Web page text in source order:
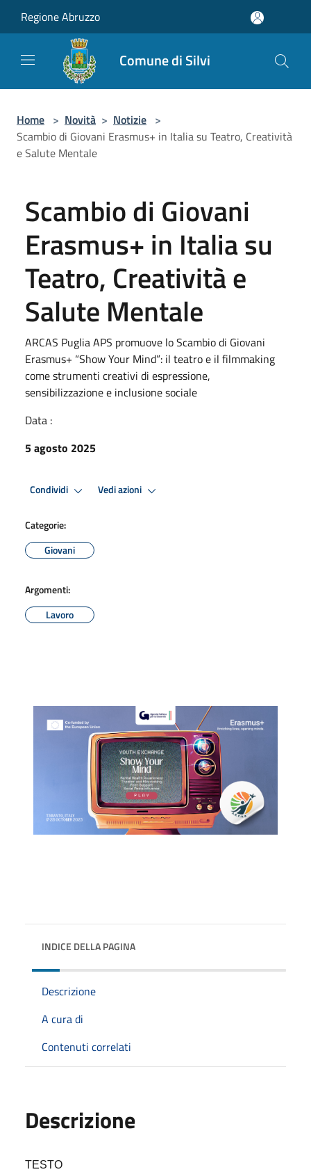
Regione Abruzzo
Comune di Silvi
Home > Novità > Notizie >
Scambio di Giovani Erasmus+ in Italia su Teatro, Creatività
e Salute Mentale
Scambio di Giovani
Erasmus+ in Italia su
Teatro, Creatività e
Salute Mentale
ARCAS Puglia APS promuove lo Scambio di Giovani
Erasmus+ “Show Your Mind”: il teatro e il filmmaking
come strumenti creativi di espressione,
sensibilizzazione e inclusione sociale
Data :
5 agosto 2025
Condividi Vedi azioni
Categorie:
Giovani
Argomenti:
Lavoro
INDICE DELLA PAGINA
Descrizione
A cura di
Contenuti correlati
Descrizione
TESTO